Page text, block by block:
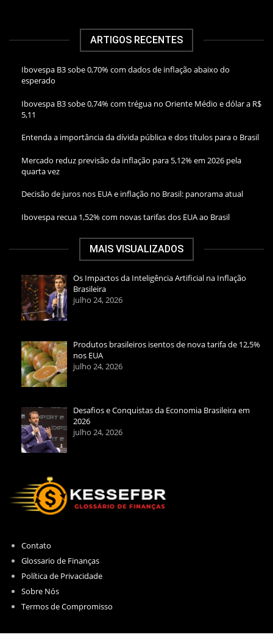
ARTIGOS RECENTES
Ibovespa B3 sobe 0,70% com dados de inflação abaixo do
esperado
Ibovespa B3 sobe 0,74% com trégua no Oriente Médio e dólar a R$
5,11
Entenda a importância da dívida pública e dos títulos para o Brasil
Mercado reduz previsão da inflação para 5,12% em 2026 pela
quarta vez
Decisão de juros nos EUA e inflação no Brasil: panorama atual
Ibovespa recua 1,52% com novas tarifas dos EUA ao Brasil
MAIS VISUALIZADOS
Os Impactos da Inteligência Artificial na Inflação
Brasileira
julho 24, 2026
Produtos brasileiros isentos de nova tarifa de 12,5%
nos EUA
julho 24, 2026
Desafios e Conquistas da Economia Brasileira em
2026
julho 24, 2026
Contato
Glossario de Finanças
Política de Privacidade
Sobre Nós
Termos de Compromisso